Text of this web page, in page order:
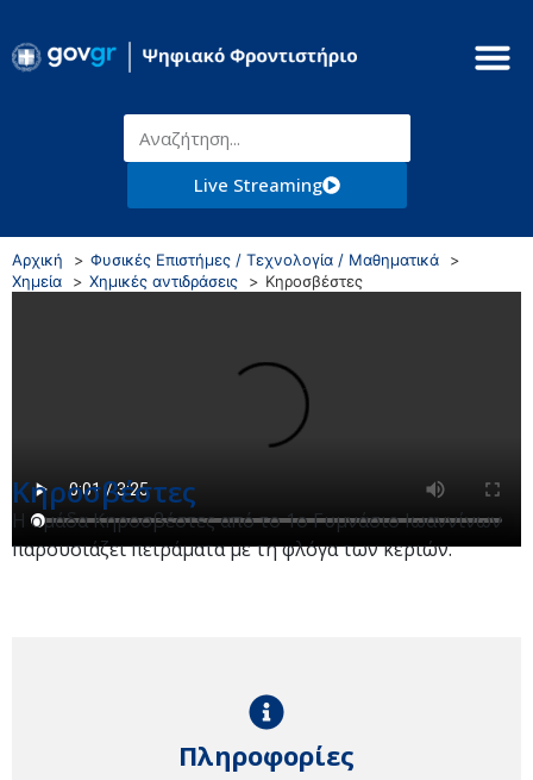
Live Streaming
Αρχική
Φυσικές Επιστήμες / Τεχνολογία / Μαθηματικά
Χημεία
Χημικές αντιδράσεις Κηροσβέστες
Κηροσβέστες
Η ομάδα Κηροσβέστες από το 1ο Γυμνάσιο Ιωαννίνων
παρουσιάζει πειράματα με τη φλόγα των κεριών.
Πληροφορίες